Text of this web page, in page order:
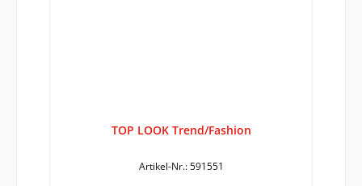
TOP LOOK Trend/Fashion
Artikel-Nr.: 591551